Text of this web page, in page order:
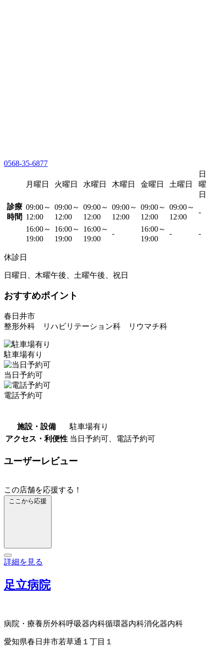
0568-35-6877
月曜日 火曜日 水曜日 木曜日 金曜日 土曜日
日
曜
日
診療
時間
09:00～
12:00
09:00～
12:00
09:00～
12:00
09:00～
12:00
09:00～
12:00
09:00～
12:00
-
16:00～
19:00
16:00～
19:00
16:00～
19:00
-
16:00～
19:00
- -
休診日
日曜日、木曜午後、土曜午後、祝日
おすすめポイント
春日井市
整形外科 リハビリテーション科 リウマチ科
駐車場有り
当日予約可
電話予約可
施設・設備
駐車場有り
アクセス・利便性 当日予約可、電話予約可
ユーザーレビュー
この店舗を応援する！
ここから応援
詳細を見る
足立病院
病院・療養所外科呼吸器内科循環器内科消化器内科
愛知県春日井市若草通１丁目１